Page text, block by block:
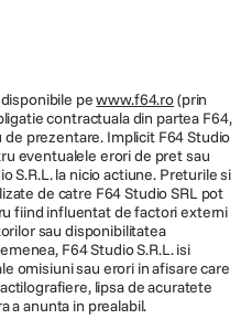
pewww.f64.ro(prin
contractuala din partea F64,
prezentare. Implicit F64 Studio
eventualele erori de pret sau
S.R.L. la nicio actiune. Preturile si
de catre F64 Studio SRL pot
fiind influentat de factori externi
sau disponibilitatea
F64 Studio S.R.L. isi
omisiuni sau erori in afisare care
lipsa de acuratete
a anunta in prealabil.